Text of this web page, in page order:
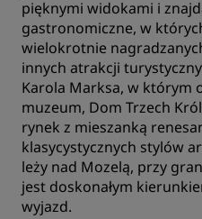
pięknymi widokami i
gastronomiczne, w
wielokrotnie
innych atrakcji
Karola Marksa, w którym
muzeum, Dom Trzech
rynek z mieszanką
klasycystycznych stylów
leży nad Mozelą, przy
jest doskonałym
wyjazd.